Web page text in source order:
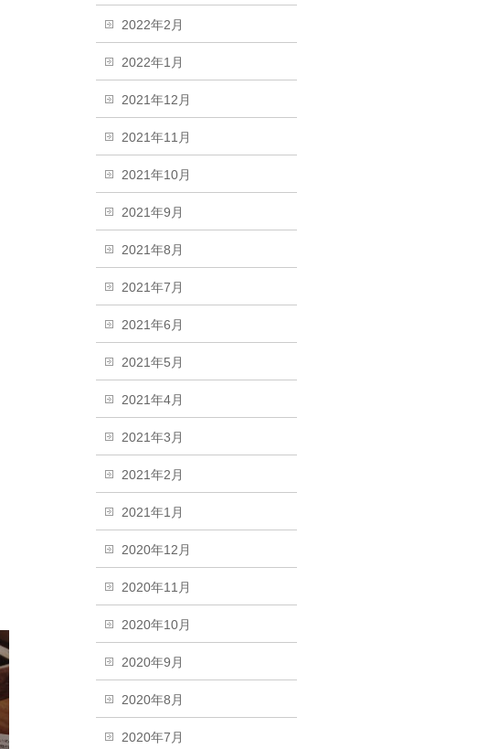
2022年2月
2022年1月
2021年12月
2021年11月
2021年10月
2021年9月
2021年8月
2021年7月
2021年6月
2021年5月
2021年4月
2021年3月
2021年2月
2021年1月
2020年12月
2020年11月
2020年10月
2020年9月
2020年8月
2020年7月